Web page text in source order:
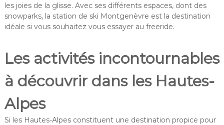
les joies de la glisse. Avec ses différents espaces, dont des
snowparks, la station de ski Montgenèvre est la destination
idéale si vous souhaitez vous essayer au freeride.
Les activités incontournables
à découvrir dans les Hautes-
Alpes
Si les Hautes-Alpes constituent une destination propice pour